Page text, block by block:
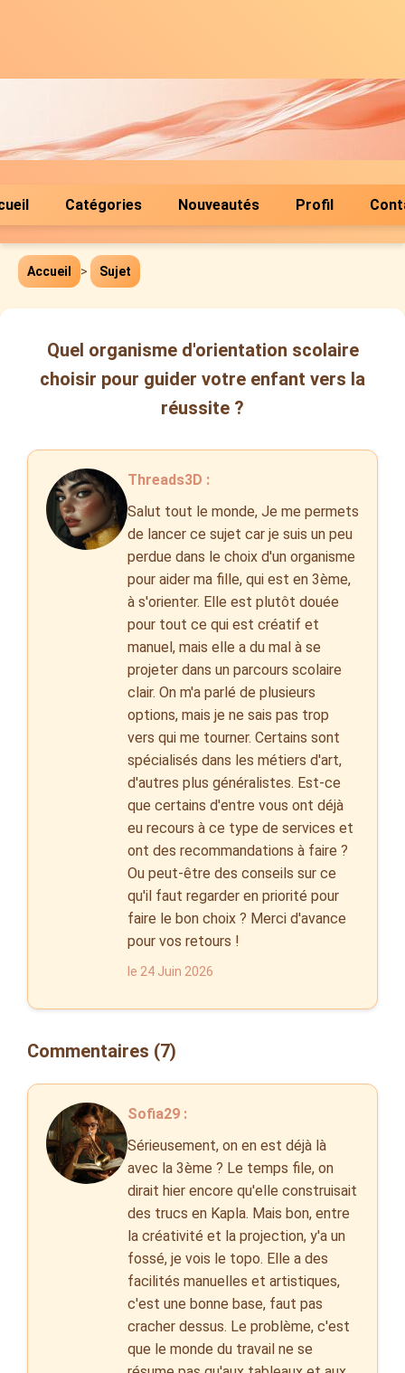
Catégories Nouveautés Profil
Accueil > Sujet
Quel organisme d'orientation scolaire
choisir pour guider votre enfant vers la
réussite ?
Threads3D :
Salut tout le monde, Je me permets
de lancer ce sujet car je suis un peu
perdue dans le choix d'un organisme
pour aider ma fille, qui est en 3ème,
à s'orienter. Elle est plutôt douée
pour tout ce qui est créatif et
manuel, mais elle a du mal à se
projeter dans un parcours scolaire
clair. On m'a parlé de plusieurs
options, mais je ne sais pas trop
vers qui me tourner. Certains sont
spécialisés dans les métiers d'art,
d'autres plus généralistes. Est-ce
que certains d'entre vous ont déjà
eu recours à ce type de services et
ont des recommandations à faire ?
Ou peut-être des conseils sur ce
qu'il faut regarder en priorité pour
faire le bon choix ? Merci d'avance
pour vos retours !
le 24 Juin 2026
Commentaires (7)
Sofia29 :
Sérieusement, on en est déjà là
avec la 3ème ? Le temps file, on
dirait hier encore qu'elle construisait
des trucs en Kapla. Mais bon, entre
la créativité et la projection, y'a un
fossé, je vois le topo. Elle a des
facilités manuelles et artistiques,
c'est une bonne base, faut pas
cracher dessus. Le problème, c'est
que le monde du travail ne se